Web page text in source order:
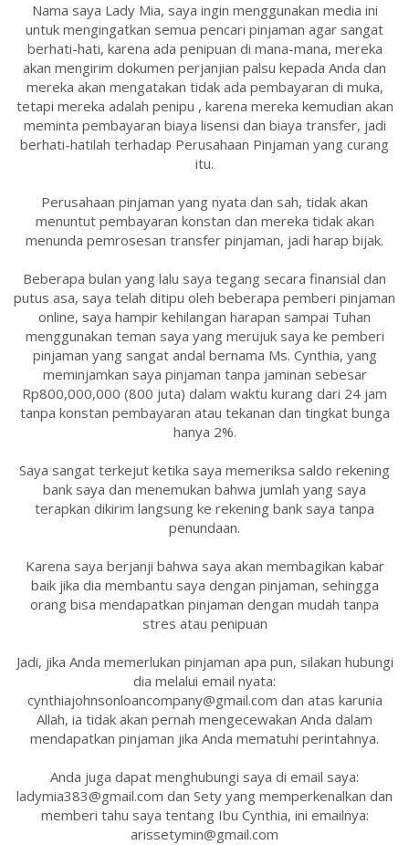
Nama saya Lady Mia, saya ingin menggunakan media ini
untuk mengingatkan semua pencari pinjaman agar sangat
berhati-hati, karena ada penipuan di mana-mana, mereka
akan mengirim dokumen perjanjian palsu kepada Anda dan
mereka akan mengatakan tidak ada pembayaran di muka,
tetapi mereka adalah penipu , karena mereka kemudian akan
meminta pembayaran biaya lisensi dan biaya transfer, jadi
berhati-hatilah terhadap Perusahaan Pinjaman yang curang
itu.
Perusahaan pinjaman yang nyata dan sah, tidak akan
menuntut pembayaran konstan dan mereka tidak akan
menunda pemrosesan transfer pinjaman, jadi harap bijak.
Beberapa bulan yang lalu saya tegang secara finansial dan
putus asa, saya telah ditipu oleh beberapa pemberi pinjaman
online, saya hampir kehilangan harapan sampai Tuhan
menggunakan teman saya yang merujuk saya ke pemberi
pinjaman yang sangat andal bernama Ms. Cynthia, yang
meminjamkan saya pinjaman tanpa jaminan sebesar
Rp800,000,000 (800 juta) dalam waktu kurang dari 24 jam
tanpa konstan pembayaran atau tekanan dan tingkat bunga
hanya 2%.
Saya sangat terkejut ketika saya memeriksa saldo rekening
bank saya dan menemukan bahwa jumlah yang saya
terapkan dikirim langsung ke rekening bank saya tanpa
penundaan.
Karena saya berjanji bahwa saya akan membagikan kabar
baik jika dia membantu saya dengan pinjaman, sehingga
orang bisa mendapatkan pinjaman dengan mudah tanpa
stres atau penipuan
Jadi, jika Anda memerlukan pinjaman apa pun, silakan hubungi
dia melalui email nyata:
cynthiajohnsonloancompany@gmail.com dan atas karunia
Allah, ia tidak akan pernah mengecewakan Anda dalam
mendapatkan pinjaman jika Anda mematuhi perintahnya.
Anda juga dapat menghubungi saya di email saya:
ladymia383@gmail.com dan Sety yang memperkenalkan dan
memberi tahu saya tentang Ibu Cynthia, ini emailnya:
arissetymin@gmail.com